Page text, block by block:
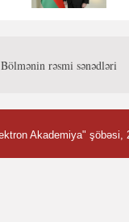
Bölmənin rəsmi sənədləri
Akademiya" şöbəsi,